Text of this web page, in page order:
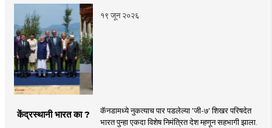
१९ जून २०२६
केंद्रस्थानी भारत का ?
कॅनडामध्ये नुकत्याच पार पडलेल्या 'जी-७' शिखर परिषदेत
भारत पुन्हा एकदा विशेष निमंत्रित देश म्हणून सहभागी झाला.